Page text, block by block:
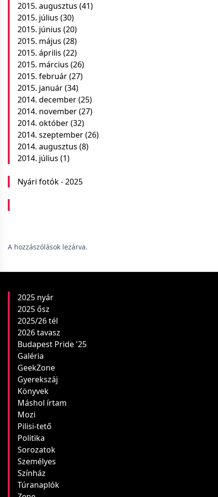
2015. augusztus (41)
2015. július (30)
2015. június (20)
2015. május (28)
2015. április (22)
2015. március (26)
2015. február(27)
2015. január(34)
2014. december(25)
2014. november(27)
2014. október(32)
2014. szeptember(26)
2014. augusztus (8)
2014. július (1)
Nyári fotók - 2025
A hozzászólások lezárva.
2025 nyár
2025 ősz
2025/26 tél
2026 tavasz
Budapest Pride '25
Galéria
GeekZone
Gyerekszáj
Könyvek
Máshol írtam
Mozi
Pilisi-tető
Politika
Sorozatok
Személyes
Színház
Túranaplók